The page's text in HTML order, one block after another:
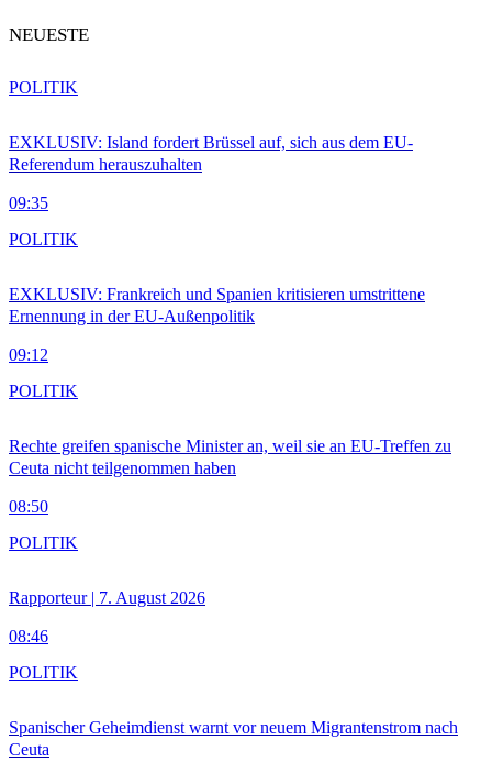
NEUESTE
EXKLUSIV: Island fordert Brüssel auf, sich aus dem EU-
Referendum herauszuhalten
09:35
POLITIK
EXKLUSIV: Frankreich und Spanien kritisieren umstrittene
Ernennung in der EU-Außenpolitik
09:12
POLITIK
Rechte greifen spanische Minister an, weil sie an EU-Treffen zu
Ceuta nicht teilgenommen haben
08:50
POLITIK
Rapporteur | 7. August 2026
08:46
POLITIK
Spanischer Geheimdienst warnt vor neuem Migrantenstrom nach
Ceuta
POLITIK